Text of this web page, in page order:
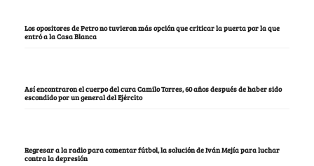
Los opositores de Petro no tuvieron más opción que criticar la puerta por la que
entró a la Casa Blanca
Así encontraron el cuerpo del cura Camilo Torres, 60 años después de haber sido
escondido por un general del Ejército
Regresar a la radio para comentar fútbol, la solución de Iván Mejía para luchar
contra la depresión